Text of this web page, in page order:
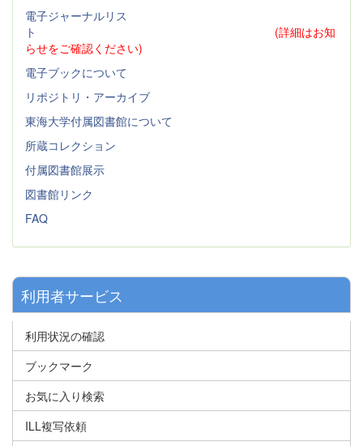
電子ジャーナルリス
ト
(詳細はお知
らせをご確認ください)
電子ブックについて
リポジトリ・アーカイブ
東海大学付属図書館について
所蔵コレクション
付属図書館展示
図書館リンク
FAQ
利用者サービス
利用状況の確認
ブックマーク
お気に入り検索
ILL複写依頼